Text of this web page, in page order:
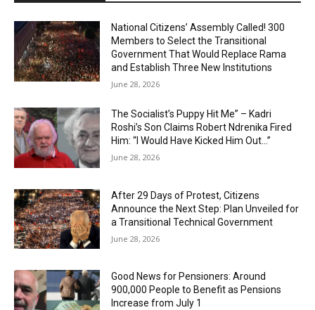
National Citizens’ Assembly Called! 300
Members to Select the Transitional
Government That Would Replace Rama
and Establish Three New Institutions
June 28, 2026
The Socialist’s Puppy Hit Me” – Kadri
Roshi’s Son Claims Robert Ndrenika Fired
Him: “I Would Have Kicked Him Out…”
June 28, 2026
After 29 Days of Protest, Citizens
Announce the Next Step: Plan Unveiled for
a Transitional Technical Government
June 28, 2026
Good News for Pensioners: Around
900,000 People to Benefit as Pensions
Increase from July 1